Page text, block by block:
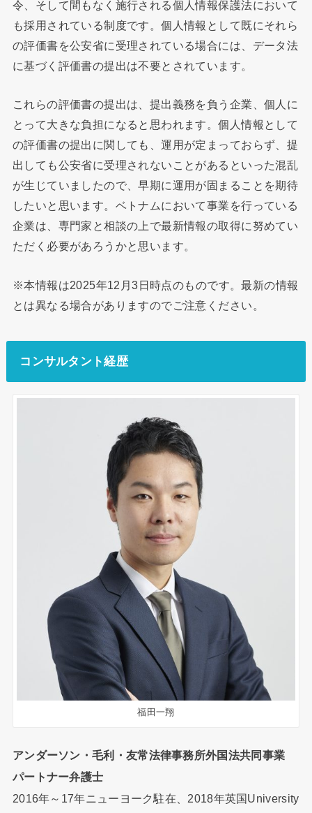
令、そして間もなく施行される個人情報保護法において
も採用されている制度です。個人情報として既にそれら
の評価書を公安省に受理されている場合には、データ法
に基づく評価書の提出は不要とされています。
これらの評価書の提出は、提出義務を負う企業、個人に
とって大きな負担になると思われます。個人情報として
の評価書の提出に関しても、運用が定まっておらず、提
出しても公安省に受理されないことがあるといった混乱
が生じていましたので、早期に運用が固まることを期待
したいと思います。ベトナムにおいて事業を行っている
企業は、専門家と相談の上で最新情報の取得に努めてい
ただく必要があろうかと思います。
※本情報は2025年12月3日時点のものです。最新の情報
とは異なる場合がありますのでご注意ください。
コンサルタント経歴
福田一翔
アンダーソン・毛利・友常法律事務所外国法共同事業
パートナー弁護士
2016年～17年ニューヨーク駐在、2018年英国University